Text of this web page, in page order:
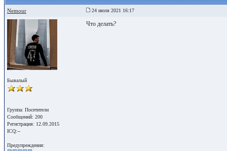
Nemour 24 июля 2021 16:17
Бывалый
Группа: Посетители
Сообщений: 200
Регистрация: 12.09.2015
ICQ:--
Предупреждения:
Что делать?